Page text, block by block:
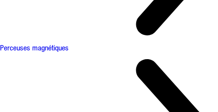
Perceuses magnétiques